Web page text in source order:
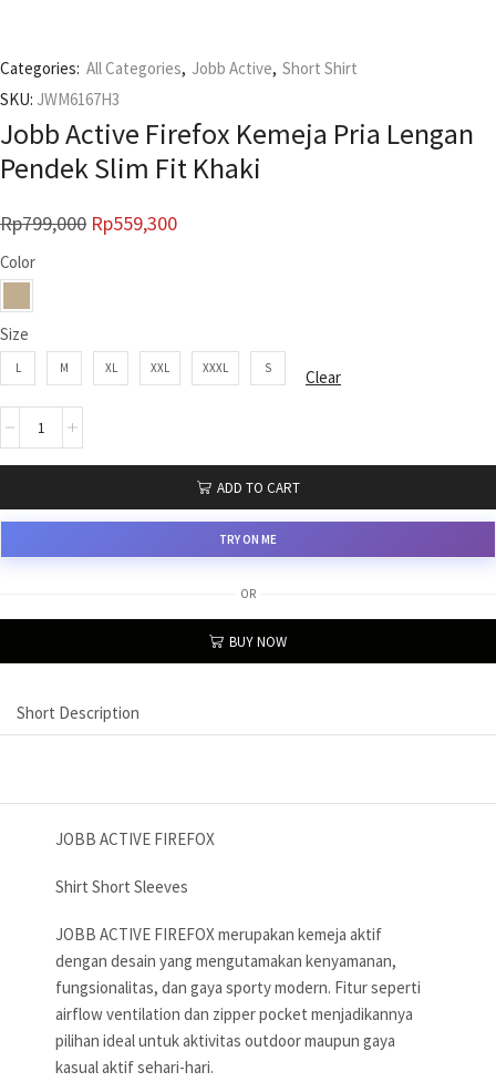
Categories: All Categories, Jobb Active, Short Shirt
SKU: JWM6167H3
Jobb Active Firefox Kemeja Pria Lengan
Pendek Slim Fit Khaki
Rp799,000 Rp559,300
Color
Size
L M XL XXL XXXL S Clear
ADD TO CART
TRY ON ME
OR
BUY NOW
Short Description
JOBB ACTIVE FIREFOX
Shirt Short Sleeves
JOBB ACTIVE FIREFOX merupakan kemeja aktif
dengan desain yang mengutamakan kenyamanan,
fungsionalitas, dan gaya sporty modern. Fitur seperti
airflow ventilation dan zipper pocket menjadikannya
pilihan ideal untuk aktivitas outdoor maupun gaya
kasual aktif sehari-hari.